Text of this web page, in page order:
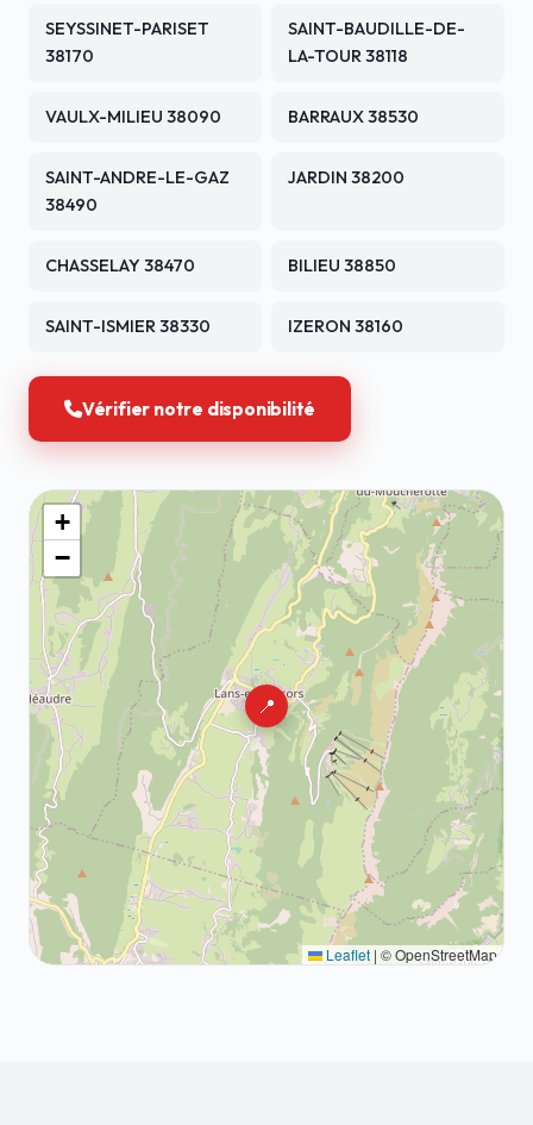
SEYSSINET-PARISET
38170
SAINT-BAUDILLE-DE-
LA-TOUR 38118
VAULX-MILIEU 38090 BARRAUX 38530
SAINT-ANDRE-LE-GAZ
38490
JARDIN 38200
CHASSELAY 38470 BILIEU 38850
SAINT-ISMIER 38330 IZERON 38160
Vérifier notre disponibilité
📍
+
−
Leaflet | © OpenStreetMap